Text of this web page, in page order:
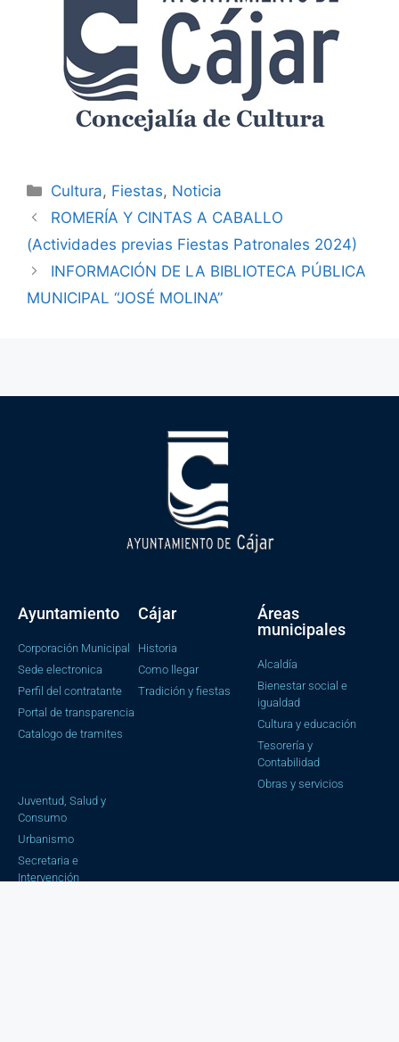
Cultura, Fiestas, Noticia
ROMERÍA Y CINTAS A CABALLO
(Actividades previas Fiestas Patronales 2024)
INFORMACIÓN DE LA BIBLIOTECA PÚBLICA
MUNICIPAL “JOSÉ MOLINA”
Ayuntamiento
Corporación Municipal
Sede electronica
Perfil del contratante
Portal de transparencia
Catalogo de tramites
Cájar
Historia
Como llegar
Tradición y fiestas
Áreas
municipales
Alcaldía
Bienestar social e
igualdad
Cultura y educación
Tesorería y
Contabilidad
Obras y servicios
Juventud, Salud y
Consumo
Urbanismo
Secretaria e
Intervención